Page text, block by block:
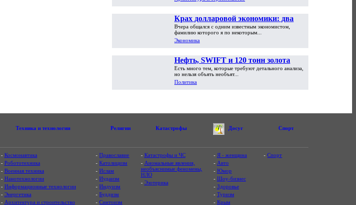
Крах долларовой экономики: два
пути обрушения
Вчера общался с одним известным экономистом,
фамилию которого я по некоторым...
Экономика
Нефть, SWIFT и 120 тонн золота
Есть много тем, которые требуют детального анализа,
но нельзя объять необъят...
Политика
Техника и технологии Религии Катастрофы Досуг Спорт
- Космонавтика
- Робототехника
- Военная техника
- Нанотехнологии
- Информационные технологии
- Энергетика
- Архитектура и строительство
-Православие
-Католицизм
-Ислам
-Иудаизм
-Индуизм
-Буддизм
-Синтоизм
- Катастрофы и ЧС
- Аномальные явления,
необъяснимые феномены,
НЛО
- Эзотерика
- Я - женщина
- Авто
- Юмор
- Шоу-бизнес
- Здоровье
- Туризм
- Крым
-Спорт